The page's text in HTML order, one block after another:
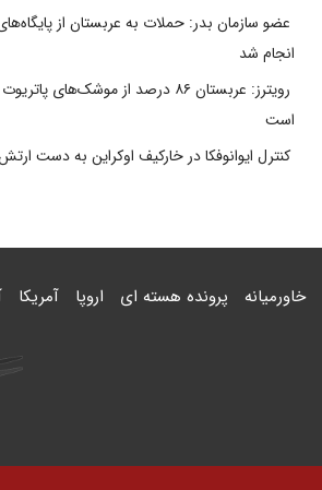
عضو سازمان بدر: حملات به عربستان از
انجام شد
رویترز: عربستان ۸۶ درصد از موشک‌های
است
کنترل ایوانوفکا در خارکیف اوکراین به دست
خاورمیانه پرونده هسته ای اروپا آمریکا